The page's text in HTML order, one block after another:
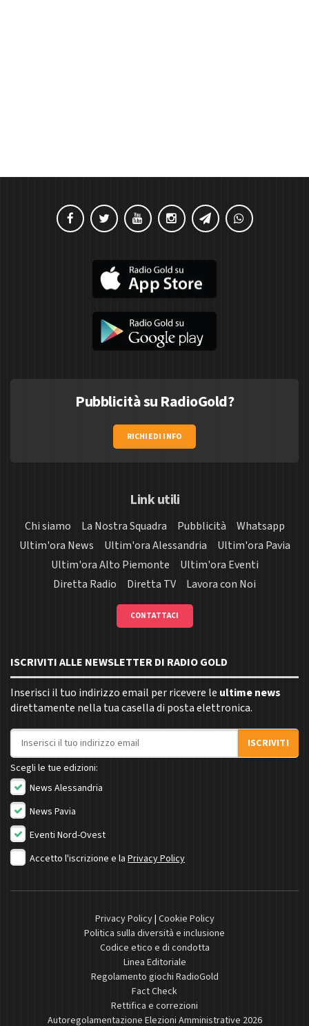
Pubblicità su RadioGold?
RICHIEDI INFO
Link utili
Chi siamo La Nostra Squadra Pubblicità
Whatsapp
Ultim'ora News
Ultim'ora Alessandria
Ultim'ora Pavia
Ultim'ora Alto Piemonte
Ultim'ora Eventi
Diretta Radio
Diretta TV Lavora con Noi
CONTATTACI
ISCRIVITI ALLE NEWSLETTER DI RADIO GOLD
Inserisci il tuo indirizzo email per ricevere le ultime news
direttamente nella tua casella di posta elettronica.
Indirizzo email
ISCRIVITI
Scegli le tue edizioni:
News Alessandria
News Pavia
Eventi Nord-Ovest
Accetto l'iscrizione e la Privacy Policy
Privacy Policy| Cookie Policy
Politica sulla diversità e inclusione
Codice etico e di condotta
Linea Editoriale
Regolamento giochi RadioGold
Fact Check
Rettifica e correzioni
Autoregolamentazione Elezioni Amministrative 2026